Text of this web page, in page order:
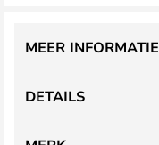
DETAILS
MEER INFORMATIE